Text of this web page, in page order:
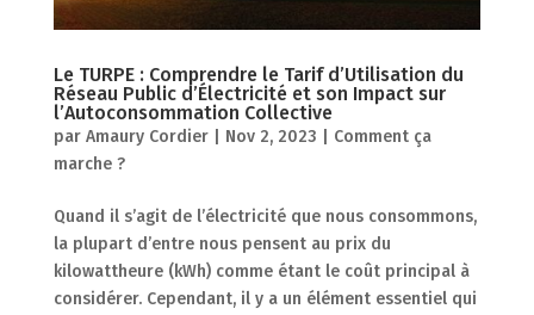
Le TURPE : Comprendre le Tarif d’Utilisation du
Réseau Public d’Électricité et son Impact sur
l’Autoconsommation Collective
par Amaury Cordier| Nov 2, 2023
Comment ça
marche ?
Quand il s’agit de l’électricité que nous consommons,
la plupart d’entre nous pensent au prix du
kilowattheure (kWh) comme étant le coût principal à
considérer. Cependant, il y a un élément essentiel qui